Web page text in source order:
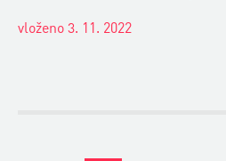
vloženo 3. 11. 2022